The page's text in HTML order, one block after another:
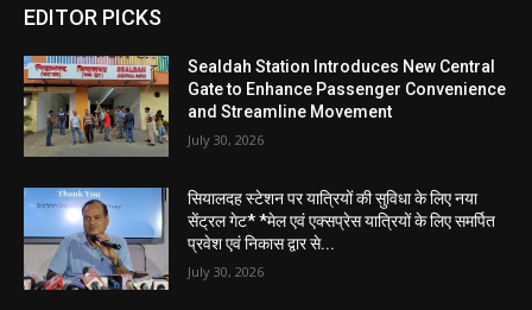
EDITOR PICKS
Sealdah Station Introduces New Central
Gate to Enhance Passenger Convenience
and Streamline Movement
July 30, 2026
सियालदह स्टेशन पर यात्रियों की सुविधा के लिए नया
सेंट्रल गेट* *मेल एवं एक्सप्रेस यात्रियों के लिए समर्पित
प्रवेश एवं निकास द्वार से...
July 30, 2026